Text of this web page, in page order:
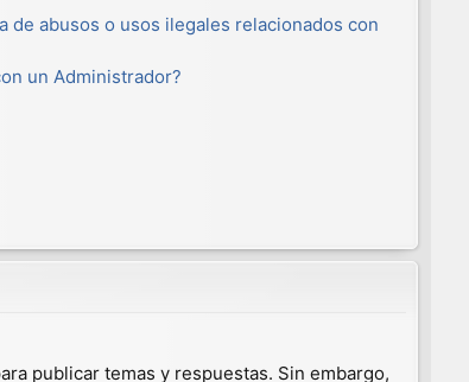
de abusos o usos ilegales relacionados con
un Administrador?
publicar temas y respuestas. Sin embargo,